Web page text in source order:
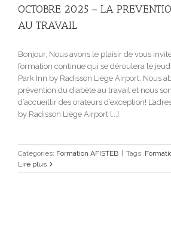
OCTOBRE 2025 – LA
AU TRAVAIL
Bonjour, Nous avons le plaisir de vous
formation continue qui se déroulera le
Park Inn by Radisson Liège Airport. Nous
prévention du diabète au travail et nous
d’accueillir des orateurs d’exception!
by Radisson Liège Airport [...]
Categories: Formation AFISTEB Tags:
Lire plus